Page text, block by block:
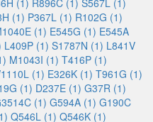
(1) R896C (1) S567L (1)
(1) P367L (1) R102G (1)
(1) E545G (1) E545A
L409P (1) S1787N (1) L841V
M1043I (1) T416P (1)
(1) E326K (1) T961G (1)
(1) D237E (1) G37R (1)
(1) G594A (1) G190C
Q546L (1) Q546K (1)